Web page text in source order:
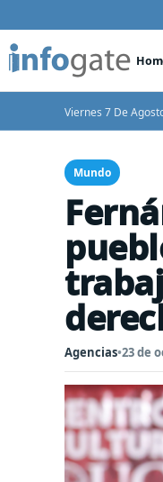
Viernes 7 De
Mundo
Agencias•23 de